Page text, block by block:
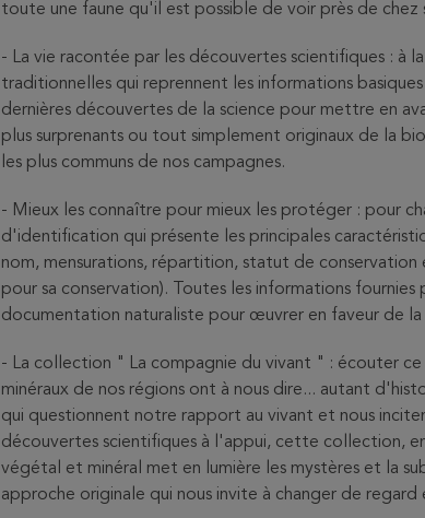
toute une faune qu'il est possible de voir près de chez
- La vie racontée par les découvertes scientifiques : à
traditionnelles qui reprennent les informations
dernières découvertes de la science pour mettre en
plus surprenants ou tout simplement originaux de la
les plus communs de nos campagnes.
- Mieux les connaître pour mieux les protéger : pour
d'identification qui présente les principales
nom, mensurations, répartition, statut de conservation
pour sa conservation). Toutes les informations fournies
documentation naturaliste pour œuvrer en faveur de la
- La collection " La compagnie du vivant " : écouter ce
minéraux de nos régions ont à nous dire... autant
qui questionnent notre rapport au vivant et nous
découvertes scientifiques à l'appui, cette collection,
végétal et minéral met en lumière les mystères et la
approche originale qui nous invite à changer de regard